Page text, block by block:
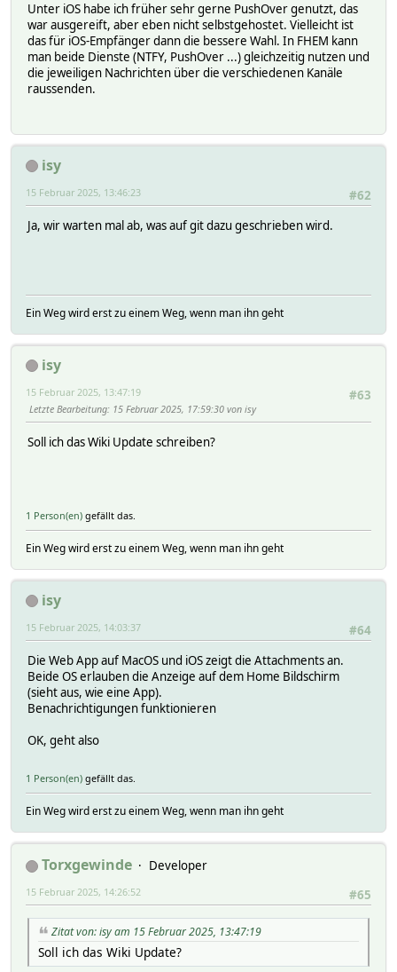
Unter iOS habe ich früher sehr gerne PushOver genutzt, das
war ausgereift, aber eben nicht selbstgehostet. Vielleicht ist
das für iOS-Empfänger dann die bessere Wahl. In FHEM kann
man beide Dienste (NTFY, PushOver ...) gleichzeitig nutzen und
die jeweiligen Nachrichten über die verschiedenen Kanäle
raussenden.
isy
#62
15 Februar 2025, 13:46:23
Ja, wir warten mal ab, was auf git dazu geschrieben wird.
Ein Weg wird erst zu einem Weg, wenn man ihn geht
isy
#63
15 Februar 2025, 13:47:19
Letzte Bearbeitung: 15 Februar 2025, 17:59:30 von isy
Soll ich das Wiki Update schreiben?
1 Person(en) gefällt das.
Ein Weg wird erst zu einem Weg, wenn man ihn geht
isy
#64
15 Februar 2025, 14:03:37
Die Web App auf MacOS und iOS zeigt die Attachments an.
Beide OS erlauben die Anzeige auf dem Home Bildschirm
(sieht aus, wie eine App).
Benachrichtigungen funktionieren
OK, geht also
1 Person(en) gefällt das.
Ein Weg wird erst zu einem Weg, wenn man ihn geht
Torxgewinde
Developer
#65
15 Februar 2025, 14:26:52
Zitat von: isy am 15 Februar 2025, 13:47:19
Soll ich das Wiki Update?